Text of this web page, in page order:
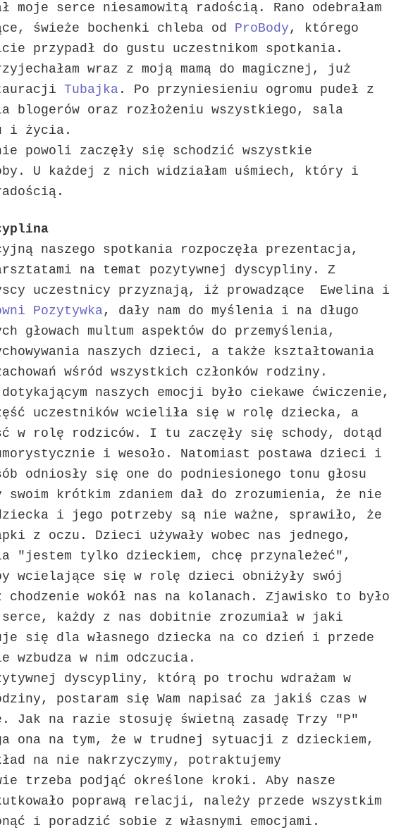
moje serce niesamowitą radością. Rano odebrałam
świeże bochenki chleba od ProBody , którego
przypadł do gustu uczestnikom spotkania.
wraz z moją mamą do magicznej, już
Tubajka . Po przyniesieniu ogromu pudeł z
blogerów oraz rozłożeniu wszystkiego, sala
i życia.
powoli zaczęły się schodzić wszystkie
U każdej z nich widziałam uśmiech, który i
naszego spotkania rozpoczęła prezentacja,
na temat pozytywnej dyscypliny. Z
uczestnicy przyznają, iż prowadzące Ewelina i
Pozytywka, dały nam do myślenia i na długo
głowach multum aspektów do przemyślenia,
naszych dzieci, a także kształtowania
wśród wszystkich członków rodziny.
naszych emocji było ciekawe ćwiczenie,
uczestników wcieliła się w rolę dziecka, a
w rolę rodziców. I tu zaczęły się schody, dotąd
i wesoło. Natomiast postawa dzieci i
odniosły się one do podniesionego tonu głosu
krótkim zdaniem dał do zrozumienia, że nie
i jego potrzeby są nie ważne, sprawiło, że
z oczu. Dzieci używały wobec nas jednego,
"jestem tylko dzieckiem, chcę przynależeć",
wcielające się w rolę dzieci obniżyły swój
chodzenie wokół nas na kolanach. Zjawisko to było
serce, każdy z nas dobitnie zrozumiał w jaki
się dla własnego dziecka na co dzień i przede
wzbudza w nim odczucia.
dyscypliny, którą po trochu wdrażam w
postaram się Wam napisać za jakiś czas w
Jak na razie stosuję świetną zasadę Trzy "P"
ona na tym, że w trudnej sytuacji z dzieckiem,
na nie nakrzyczymy, potraktujemy
trzeba podjąć określone kroki. Aby nasze
poprawą relacji, należy przede wszystkim
i poradzić sobie z własnymi emocjami.